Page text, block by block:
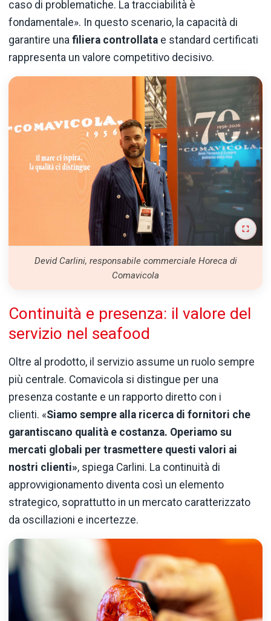
caso di problematiche. La tracciabilità è
fondamentale». In questo scenario, la capacità di
garantire una filiera controllata e standard certificati
rappresenta un valore competitivo decisivo.
Devid Carlini, responsabile commerciale Horeca di
Comavicola
Continuità e presenza: il valore del
servizio nel seafood
Oltre al prodotto, il servizio assume un ruolo sempre
più centrale. Comavicola si distingue per una
presenza costante e un rapporto diretto con i
clienti. «Siamo sempre alla ricerca di fornitori che
garantiscano qualità e costanza. Operiamo su
mercati globali per trasmettere questi valori ai
nostri clienti», spiega Carlini. La continuità di
approvvigionamento diventa così un elemento
strategico, soprattutto in un mercato caratterizzato
da oscillazioni e incertezze.